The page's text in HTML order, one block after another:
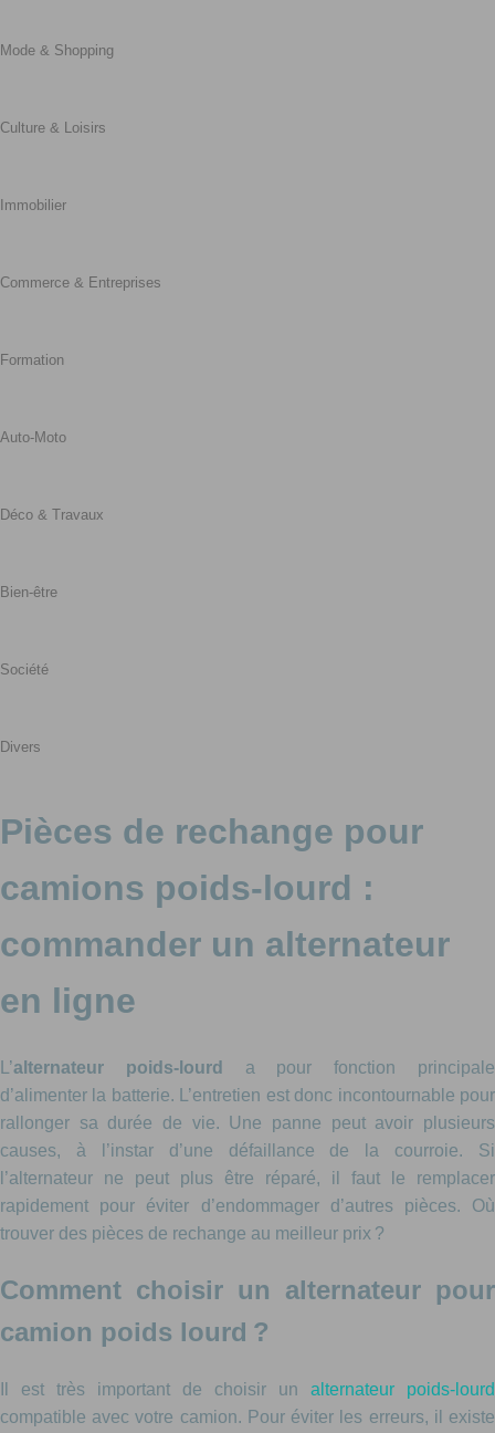
Mode & Shopping
Culture & Loisirs
Immobilier
Commerce & Entreprises
Formation
Auto-Moto
Déco & Travaux
Bien-être
Société
Divers
Pièces de rechange pour
camions poids-lourd :
commander un alternateur
en ligne
L’alternateur poids-lourd a pour fonction principale
d’alimenter la batterie. L’entretien est donc incontournable pour
rallonger sa durée de vie. Une panne peut avoir plusieurs
causes, à l’instar d’une défaillance de la courroie. Si
l’alternateur ne peut plus être réparé, il faut le remplacer
rapidement pour éviter d’endommager d’autres pièces. Où
trouver des pièces de rechange au meilleur prix ?
Comment choisir un alternateur pour
camion poids lourd ?
Il est très important de choisir un alternateur poids-lourd
compatible avec votre camion. Pour éviter les erreurs, il existe